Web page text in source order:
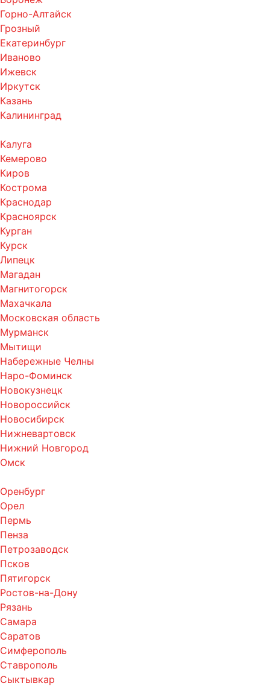
Горно-Алтайск
Грозный
Екатеринбург
Иваново
Ижевск
Иркутск
Казань
Калининград
Калуга
Кемерово
Киров
Кострома
Краснодар
Красноярск
Курган
Курск
Липецк
Магадан
Магнитогорск
Махачкала
Московская область
Мурманск
Мытищи
Набережные Челны
Наро-Фоминск
Новокузнецк
Новороссийск
Новосибирск
Нижневартовск
Нижний Новгород
Омск
Оренбург
Орел
Пермь
Пенза
Петрозаводск
Псков
Пятигорск
Ростов-на-Дону
Рязань
Самара
Саратов
Симферополь
Ставрополь
Сыктывкар